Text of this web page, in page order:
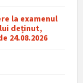
la examenul
deținut,
24.08.2026